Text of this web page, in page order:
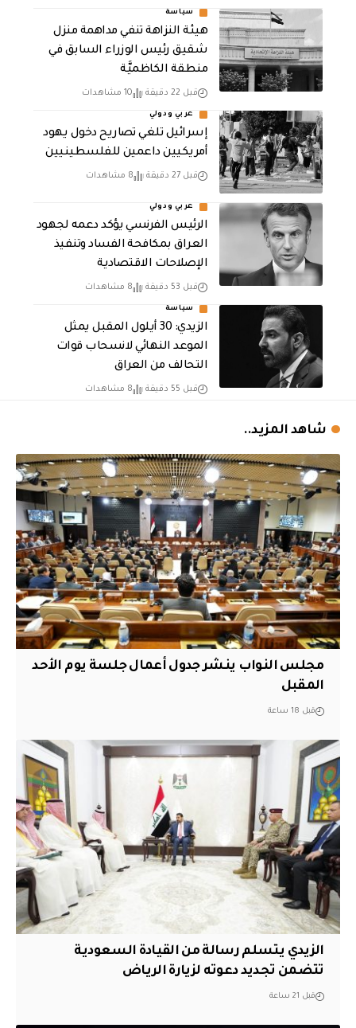
سياسة
هيئة النزاهة تنفي مداهمة منزل
شقيق رئيس الوزراء السابق في
منطقة الكاظميَّة
قبل 22 دقيقة 10 مشاهدات
عربي ودولي
إسرائيل تلغي تصاريح دخول يهود
أمريكيين داعمين للفلسطينيين
قبل 27 دقيقة 8 مشاهدات
عربي ودولي
الرئيس الفرنسي يؤكد دعمه لجهود
العراق بمكافحة الفساد وتنفيذ
الإصلاحات الاقتصادية
قبل 53 دقيقة 8 مشاهدات
سياسة
الزيدي: 30 أيلول المقبل يمثل
الموعد النهائي لانسحاب قوات
التحالف من العراق
قبل 55 دقيقة 8 مشاهدات
شاهد المزيد..
مجلس النواب ينشر جدول أعمال جلسة يوم الأحد
المقبل
قبل 18 ساعة
الزيدي يتسلم رسالة من القيادة السعودية
تتضمن تجديد دعوته لزيارة الرياض
قبل 21 ساعة